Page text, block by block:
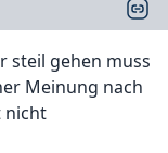
steil gehen muss
Meinung nach
nicht